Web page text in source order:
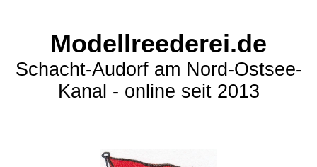
Modellreederei.de
Schacht-Audorf am Nord-Ostsee-
Kanal - online seit 2013